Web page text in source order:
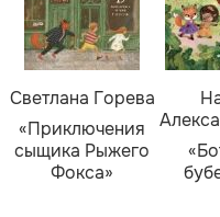
Светлана Горева
«Приключения
сыщика Рыжего
Фокса»